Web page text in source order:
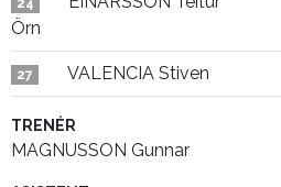
24
Örn
27 VALENCIA Stiven
TRENÉR
MAGNUSSON Gunnar